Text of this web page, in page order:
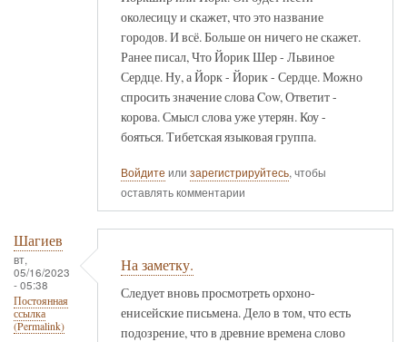
околесицу и скажет, что это название
городов. И всё. Больше он ничего не скажет.
Ранее писал, Что Йорик Шер - Львиное
Сердце. Ну, а Йорк - Йорик - Сердце. Можно
спросить значение слова Cow, Ответит -
корова. Смысл слова уже утерян. Коу -
бояться. Тибетская языковая группа.
Войдите или зарегистрируйтесь, чтобы
оставлять комментарии
Шагиев
вт,
05/16/2023
- 05:38
Постоянная
ссылка
(Permalink)
На заметку.
Следует вновь просмотреть орхоно-
енисейские письмена. Дело в том, что есть
подозрение, что в древние времена слово